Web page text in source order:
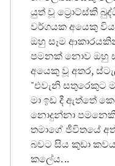
යුත් වූ ට්‍රොට්ස්කි
වර්ගයක අයෙකු
ඔහු සෑම
පමනක් නොව ඔහු
අයෙකු වූ අතර,
"එවැනි සතුරෙකුට
මා ඉඩ දී ඇත්තේ
නොදුන්නා
තමාගේ ජීවිතයේ
බවට සිය කුඩා
කලේය. ..